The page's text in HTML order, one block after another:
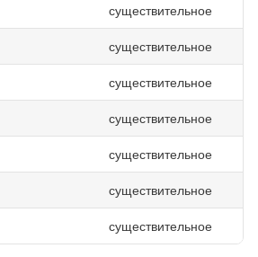
существительное
существительное
существительное
существительное
существительное
существительное
существительное